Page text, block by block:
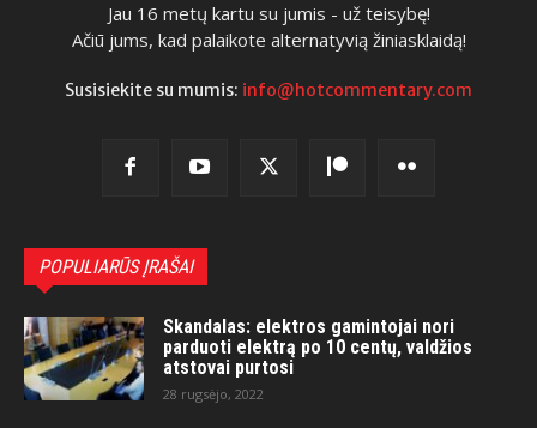
Jau 16 metų kartu su jumis - už teisybę!
Ačiū jums, kad palaikote alternatyvią žiniasklaidą!
Susisiekite su mumis: info@hotcommentary.com
POPULIARŪS ĮRAŠAI
Skandalas: elektros gamintojai nori
parduoti elektrą po 10 centų, valdžios
atstovai purtosi
28 rugsėjo, 2022